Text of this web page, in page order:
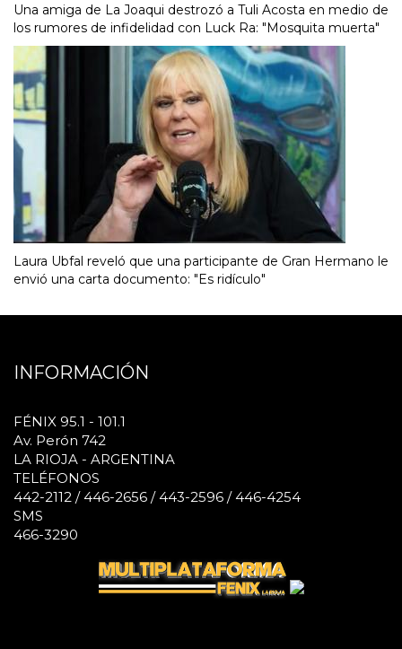
Una amiga de La Joaqui destrozó a Tuli Acosta en medio de
los rumores de infidelidad con Luck Ra: "Mosquita muerta"
Laura Ubfal reveló que una participante de Gran Hermano le
envió una carta documento: "Es ridículo"
INFORMACIÓN
FÉNIX 95.1 - 101.1
Av. Perón 742
LA RIOJA - ARGENTINA
TELÉFONOS
442-2112 / 446-2656 / 443-2596 / 446-4254
SMS
466-3290